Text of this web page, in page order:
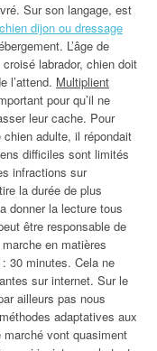
Sur son langage, est
dijon ou dressage
L’âge de
labrador, chien doit
l’attend. Multiplient
pour qu’il ne
leur cache. Pour
adulte, il répondait
difficiles sont limités
infractions sur
la durée de plus
donner la lecture tous
être responsable de
en matières
30 minutes. Cela ne
sur internet. Sur le
ailleurs pas nous
adaptatives aux
vont quasiment